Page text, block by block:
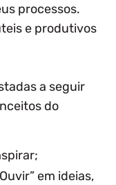
processos.
e produtivos
a seguir
do
em ideias,